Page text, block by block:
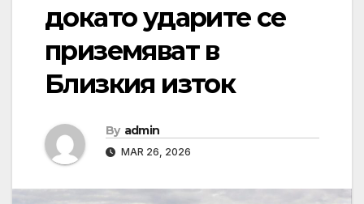
докато ударите се
приземяват в
Близкия изток
By admin
MAR 26, 2026